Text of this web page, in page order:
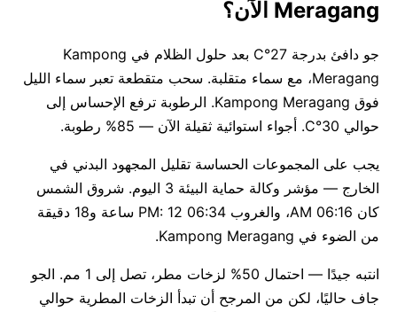
Meragang الآن؟
جو دافئ بدرجة 27°C بعد حلول الظلام في Kampong
Meragang، مع سماء متقلبة. سحب متقطعة تعبر سماء الليل
فوق Kampong Meragang. الرطوبة ترفع الإحساس إلى
حوالي 30°C. أجواء استوائية ثقيلة الآن — 85% رطوبة.
يجب على المجموعات الحساسة تقليل المجهود البدني في
الخارج — مؤشر وكالة حماية البيئة 3 اليوم. شروق الشمس
كان 06:16 AM، والغروب 06:34 PM: 12 ساعة و18 دقيقة
من الضوء في Kampong Meragang.
انتبه جيدًا — احتمال 50% لزخات مطر، تصل إلى 1 مم. الجو
جاف حاليًا، لكن من المرجح أن تبدأ الزخات المطرية حوالي